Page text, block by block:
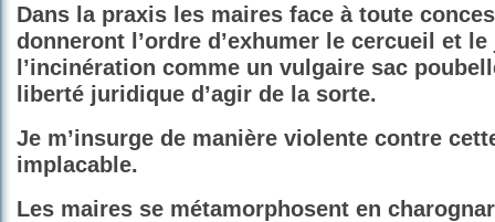
Dans la praxis les maires face à toute
donneront l’ordre d’exhumer le cercueil et le
l’incinération comme un vulgaire sac
liberté juridique d’agir de la sorte.
Je m’insurge de manière violente contre
implacable.
Les maires se métamorphosent en